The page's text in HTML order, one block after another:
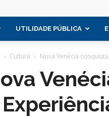
UTILIDADE PÚBLICA
Cultura Nova Venécia